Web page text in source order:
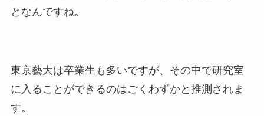
となんですね。
東京藝大は卒業生も多いですが、その中で研究室
に入ることができるのはごくわずかと推測されま
す。